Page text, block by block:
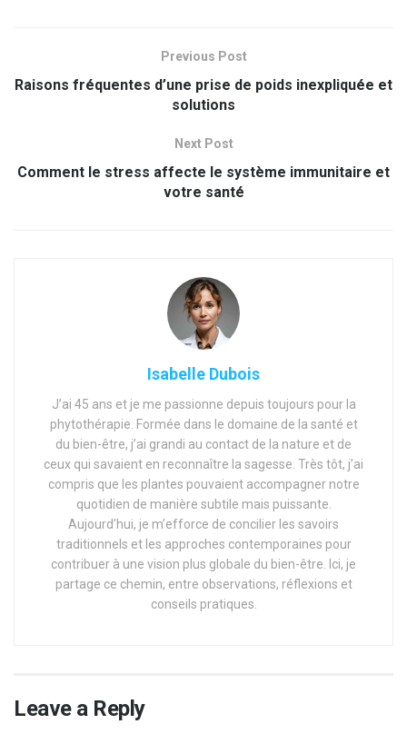
Previous Post
Raisons fréquentes d’une prise de poids inexpliquée et
solutions
Next Post
Comment le stress affecte le système immunitaire et
votre santé
Isabelle Dubois
J’ai 45 ans et je me passionne depuis toujours pour la
phytothérapie. Formée dans le domaine de la santé et
du bien-être, j’ai grandi au contact de la nature et de
ceux qui savaient en reconnaître la sagesse. Très tôt, j’ai
compris que les plantes pouvaient accompagner notre
quotidien de manière subtile mais puissante.
Aujourd’hui, je m’efforce de concilier les savoirs
traditionnels et les approches contemporaines pour
contribuer à une vision plus globale du bien-être. Ici, je
partage ce chemin, entre observations, réflexions et
conseils pratiques.
Leave a Reply